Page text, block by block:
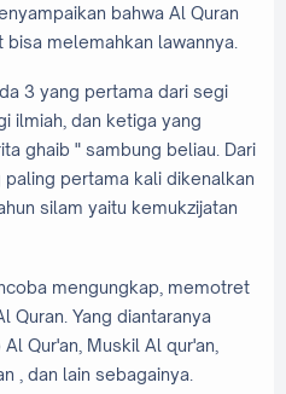
bahwa Al Quran
melemahkan lawannya.
3 yang pertama dari segi
ilmiah, dan ketiga yang
ghaib " sambung beliau. Dari
pertama kali dikenalkan
silam yaitu kemukzijatan
mengungkap, memotret
Quran. Yang diantaranya
Qur'an, Muskil Al qur'an,
, dan lain sebagainya.